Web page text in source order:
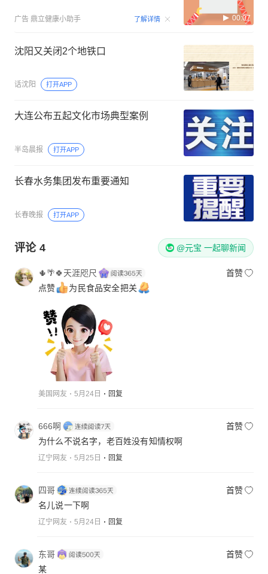
广告 鼎立健康小助手 了解详情 00:07
沈阳又关闭2个地铁口
话沈阳 打开APP
大连公布五起文化市场典型案例
半岛晨报 打开APP
长春水务集团发布重要通知
长春晚报 打开APP
评论 4 @元宝 一起聊新闻
🌵🌴🍀天涯咫尺
首赞
点赞
为民食品安全把关
美国网友 5月24日 回复
666啊
首赞
为什么不说名字，老百姓没有知情权啊
辽宁网友 5月25日 回复
四哥
首赞
名儿说一下啊
辽宁网友 5月24日 回复
东哥
首赞
某